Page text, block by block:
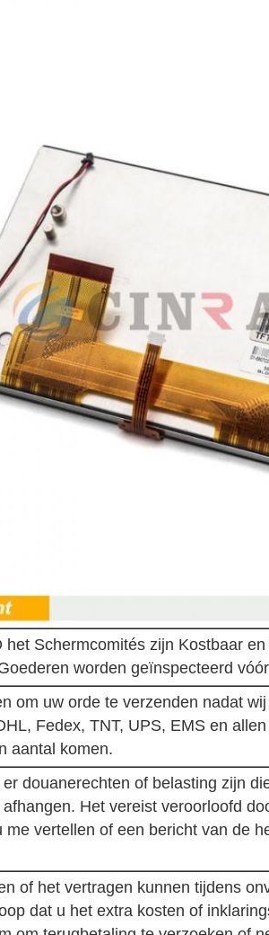
het Schermcomités zijn Kostbaar
worden geïnspecteerd
om uw orde te verzenden nadat
Fedex, TNT, UPS, EMS en
aantal komen.
douanerechten of belasting zijn
Het vereist veroorloofd
me vertellen of een bericht van de
of het vertragen kunnen tijdens
dat u het extra kosten of